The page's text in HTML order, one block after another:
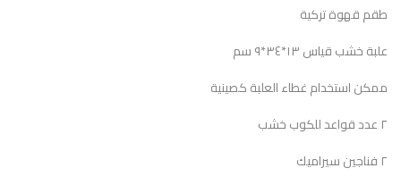
طقم قهوة تركية
علبة خشب قياس ١٣*٣٤*٩ سم
ممكن استخدام غطاء العلبة كصينية
٢ عدد قواعد للكوب خشب
٢ فناجين سيراميك